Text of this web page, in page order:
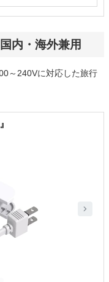
内・海外兼用
～240Vに対応した旅行